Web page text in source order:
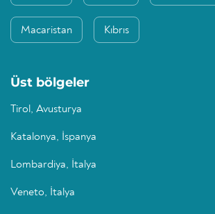
Macaristan Kıbrıs
Üst bölgeler
Tirol, Avusturya
Katalonya, İspanya
Lombardiya, İtalya
Veneto, İtalya